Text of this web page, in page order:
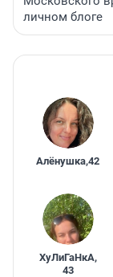
личном блоге
Алёнушка,42
ХуЛиГаНкА,
43